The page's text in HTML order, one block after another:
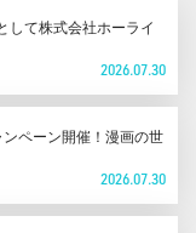
して株式会社ホーライ
2026.07.30
ンペーン開催！漫画の世
2026.07.30